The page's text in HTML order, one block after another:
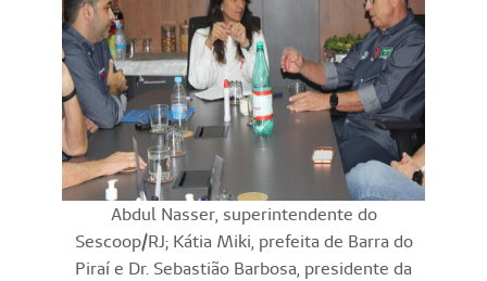
Abdul Nasser, superintendente do
Sescoop/RJ; Kátia Miki, prefeita de Barra do
Piraí e Dr. Sebastião Barbosa, presidente da